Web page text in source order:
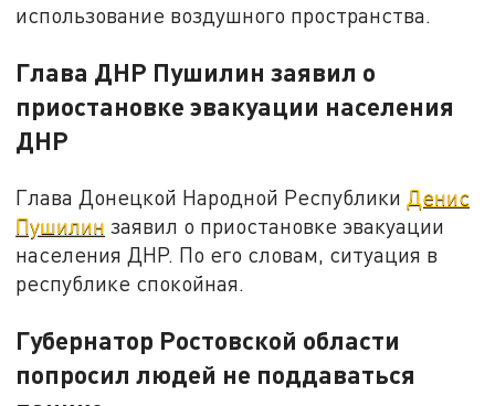
использование воздушного пространства.
Глава ДНР Пушилин заявил о
приостановке эвакуации населения
ДНР
Глава Донецкой Народной Республики Денис
Пушилин заявил о приостановке эвакуации
населения ДНР. По его словам, ситуация в
республике спокойная.
Губернатор Ростовской области
попросил людей не поддаваться